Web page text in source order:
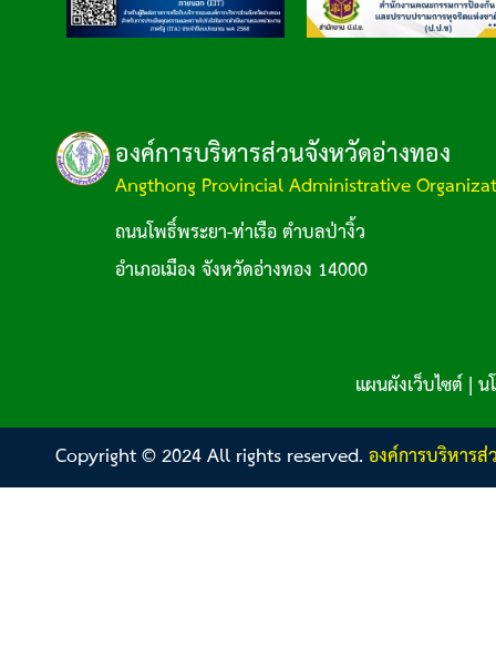
องค์การบริหารส่วนจังหวัดอ่างทอง
Angthong Provincial Administrative
ถนนโพธิ์พระยา-ท่าเรือ ตำบลป่างิ้ว
อำเภอเมือง จังหวัดอ่างทอง 14000
แผนผังเว็บไซต์|น
Copyright © 2024 All rights reserved.องค์การบริหาร